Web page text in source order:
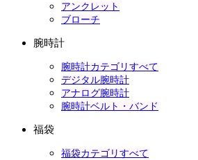
アンクレット
ブローチ
腕時計
腕時計カテゴリすべて
デジタル腕時計
アナログ腕時計
腕時計ベルト・バンド
福袋
福袋カテゴリすべて